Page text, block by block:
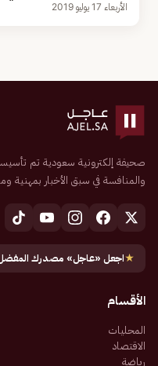
الأربعاء 17 يوليو 2019
والمنافسة في سبق الأخبار
★اجعل «عاجل» مصدرك
الأقسام
المحليات
الاقتصاد
رياضة